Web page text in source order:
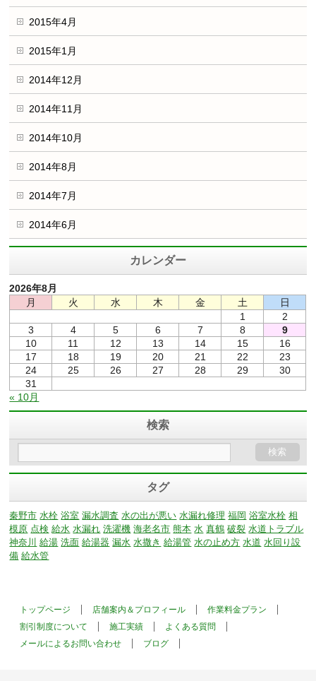
2015年4月
2015年1月
2014年12月
2014年11月
2014年10月
2014年8月
2014年7月
2014年6月
カレンダー
2026年8月
月
火 水 木 金 土
日
1
2
3
4 5 6 7 8
9
10
11 12 13 14 15
16
17
18 19 20 21 22
23
24
25 26 27 28 29
30
31
« 10月
検索
タグ
秦野市 水栓 浴室 漏水調査 水の出が悪い 水漏れ修理 福岡 浴室水栓 相
模原 点検 給水 水漏れ 洗濯機 海老名市 熊本 水 真鶴 破裂 水道トラブル
神奈川
給湯 洗面 給湯器 漏水 水撒き 給湯管 水の止め方 水道 水回り設
備 給水管
トップページ 店舗案内＆プロフィール
作業料金プラン
割引制度について
施工実績
よくある質問
メールによるお問い合わせ
ブログ